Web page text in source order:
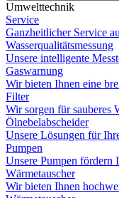
Umwelttechnik
Service
Ganzheitlicher Service
Wasserqualitätsmessung
Unsere intelligente
Gaswarnung
Wir bieten Ihnen eine
Filter
Wir sorgen für sauberes
Ölnebelabscheider
Unsere Lösungen für
Pumpen
Unsere Pumpen fördern
Wärmetauscher
Wir bieten Ihnen